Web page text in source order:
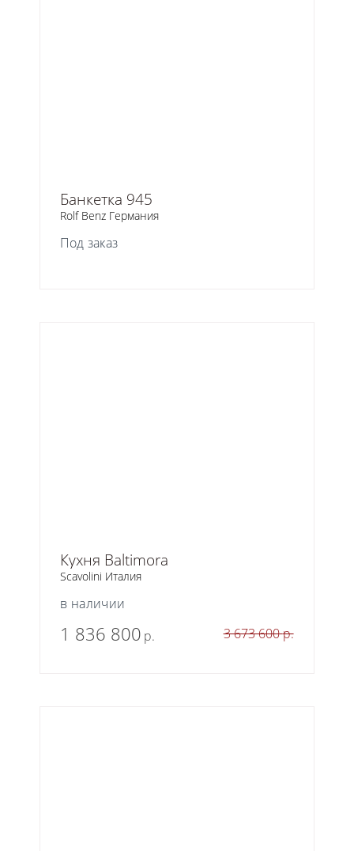
Банкетка 945
Rolf Benz Германия
Под заказ
Кухня Baltimora
Scavolini Италия
в наличии
3 673 600р.
1 836 800 р.